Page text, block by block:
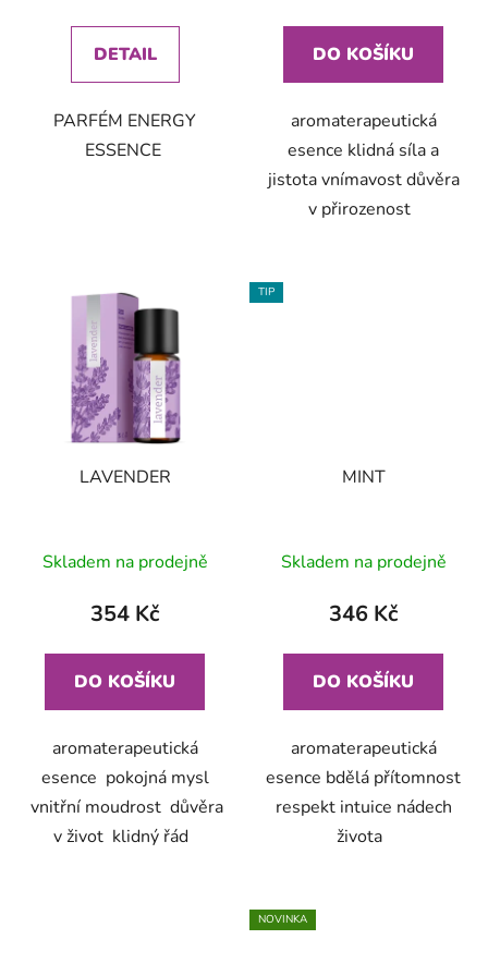
DETAIL
PARFÉM ENERGY
ESSENCE
DO KOŠÍKU
aromaterapeutická
esence klidná síla a
jistota vnímavost důvěra
v přirozenost
LAVENDER
Skladem na prodejně
354 Kč
DO KOŠÍKU
aromaterapeutická
esence pokojná mysl
vnitřní moudrost důvěra
v život klidný řád
TIP
MINT
Skladem na prodejně
346 Kč
DO KOŠÍKU
aromaterapeutická
esence bdělá přítomnost
respekt intuice nádech
života
NOVINKA